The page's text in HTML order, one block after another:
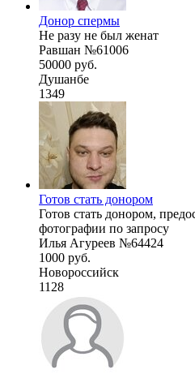
Донор спермы
Не разу не был женат
Равшан №61006
50000 руб.
Душанбе
1349
Готов стать донором
Готов стать донором,
фотографии по запросу
Илья Агуреев №64424
1000 руб.
Новороссийск
1128